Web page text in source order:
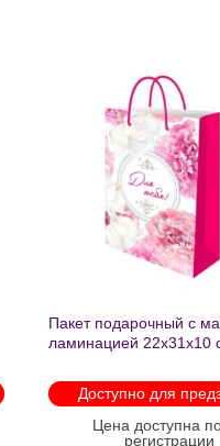
Пакет подарочный с
ламинацией 22х31х10
Доступно для
Цена доступна
регистрации